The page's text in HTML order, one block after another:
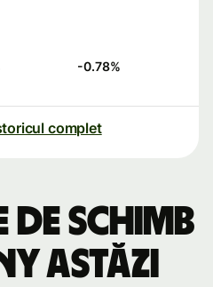
-0.78%
complet
schimb
astăzi